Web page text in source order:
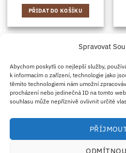
Spravovat
Abychom poskytli co nejlepší služby,
k informacím o zařízení, technologie jako
těmito technologiemi nám umožní
procházení nebo jedinečná ID na tomto
souhlasu může nepříznivě ovlivnit určité
PŘIDAT DO KOŠÍKU
Credit
Card
2
Klarna
ZÁSADY DOPRAVY
OBCHODNÍ PODMÍNKY
KONTAKT
OMEZENÍ ODPOVĚDNOSTI
Antim I Street, No. 14, fl. 2, law